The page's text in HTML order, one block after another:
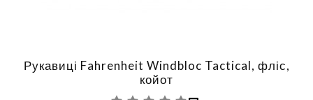
Рукавиці Fahrenheit Windbloc Tactical, фліс,
койот